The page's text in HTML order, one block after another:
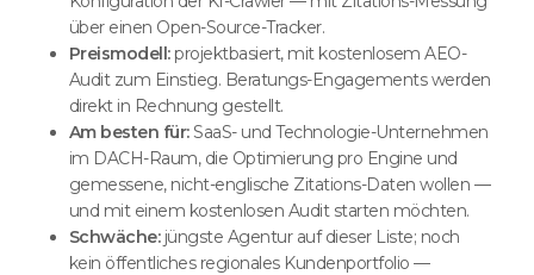
über einen Open-Source-Tracker.
Preismodell:projektbasiert, mit kostenlosem AEO-
Audit zum Einstieg. Beratungs-Engagements werden
direkt in Rechnung gestellt.
Am besten für:SaaS- und Technologie-Unternehmen
im DACH-Raum, die Optimierung pro Engine und
gemessene, nicht-englische Zitations-Daten wollen —
und mit einem kostenlosen Audit starten möchten.
Schwäche:jüngste Agentur auf dieser Liste; noch
kein öffentliches regionales Kundenportfolio —